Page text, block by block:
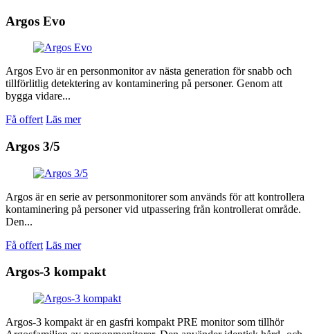
Argos Evo
Argos Evo är en personmonitor av nästa generation för snabb och
tillförlitlig detektering av kontaminering på personer. Genom att
bygga vidare...
Få offert Läs mer
Argos 3/5
Argos är en serie av personmonitorer som används för att kontrollera
kontaminering på personer vid utpassering från kontrollerat område.
Den...
Få offert Läs mer
Argos-3 kompakt
Argos-3 kompakt är en gasfri kompakt PRE monitor som tillhör